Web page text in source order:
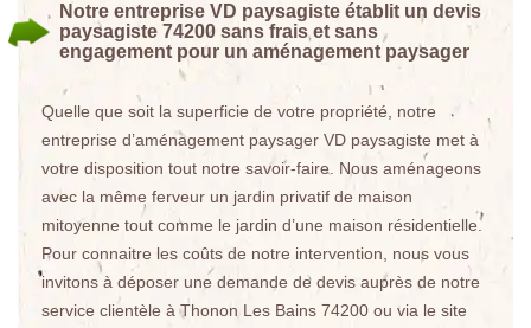
Notre entreprise VD paysagiste établit un devis
paysagiste 74200 sans frais et sans
engagement pour un aménagement paysager
Quelle que soit la superficie de votre propriété, notre
entreprise d’aménagement paysager VD paysagiste met à
votre disposition tout notre savoir-faire. Nous aménageons
avec la même ferveur un jardin privatif de maison
mitoyenne tout comme le jardin d’une maison résidentielle.
Pour connaitre les coûts de notre intervention, nous vous
invitons à déposer une demande de devis auprès de notre
service clientèle à Thonon Les Bains 74200 ou via le site